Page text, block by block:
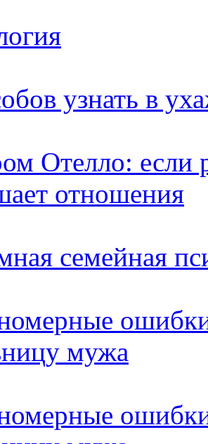
узнать в
Отелло: если
отношения
семейная
мужа